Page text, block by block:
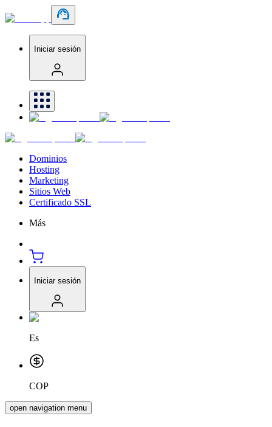
Iniciar sesión
Dominios
Hosting
Marketing
Sitios Web
Certificado SSL
Más
Iniciar sesión
Es
COP
open navigation menu